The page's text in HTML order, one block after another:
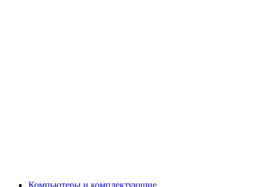
Компьютеры и комплектующие